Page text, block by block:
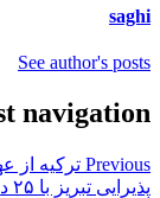
saghi
See author's posts
navigation
Previous ترکیه از
پذیرایی تبریز با ۲۵ درصد ظرفیت فعالیت کنند